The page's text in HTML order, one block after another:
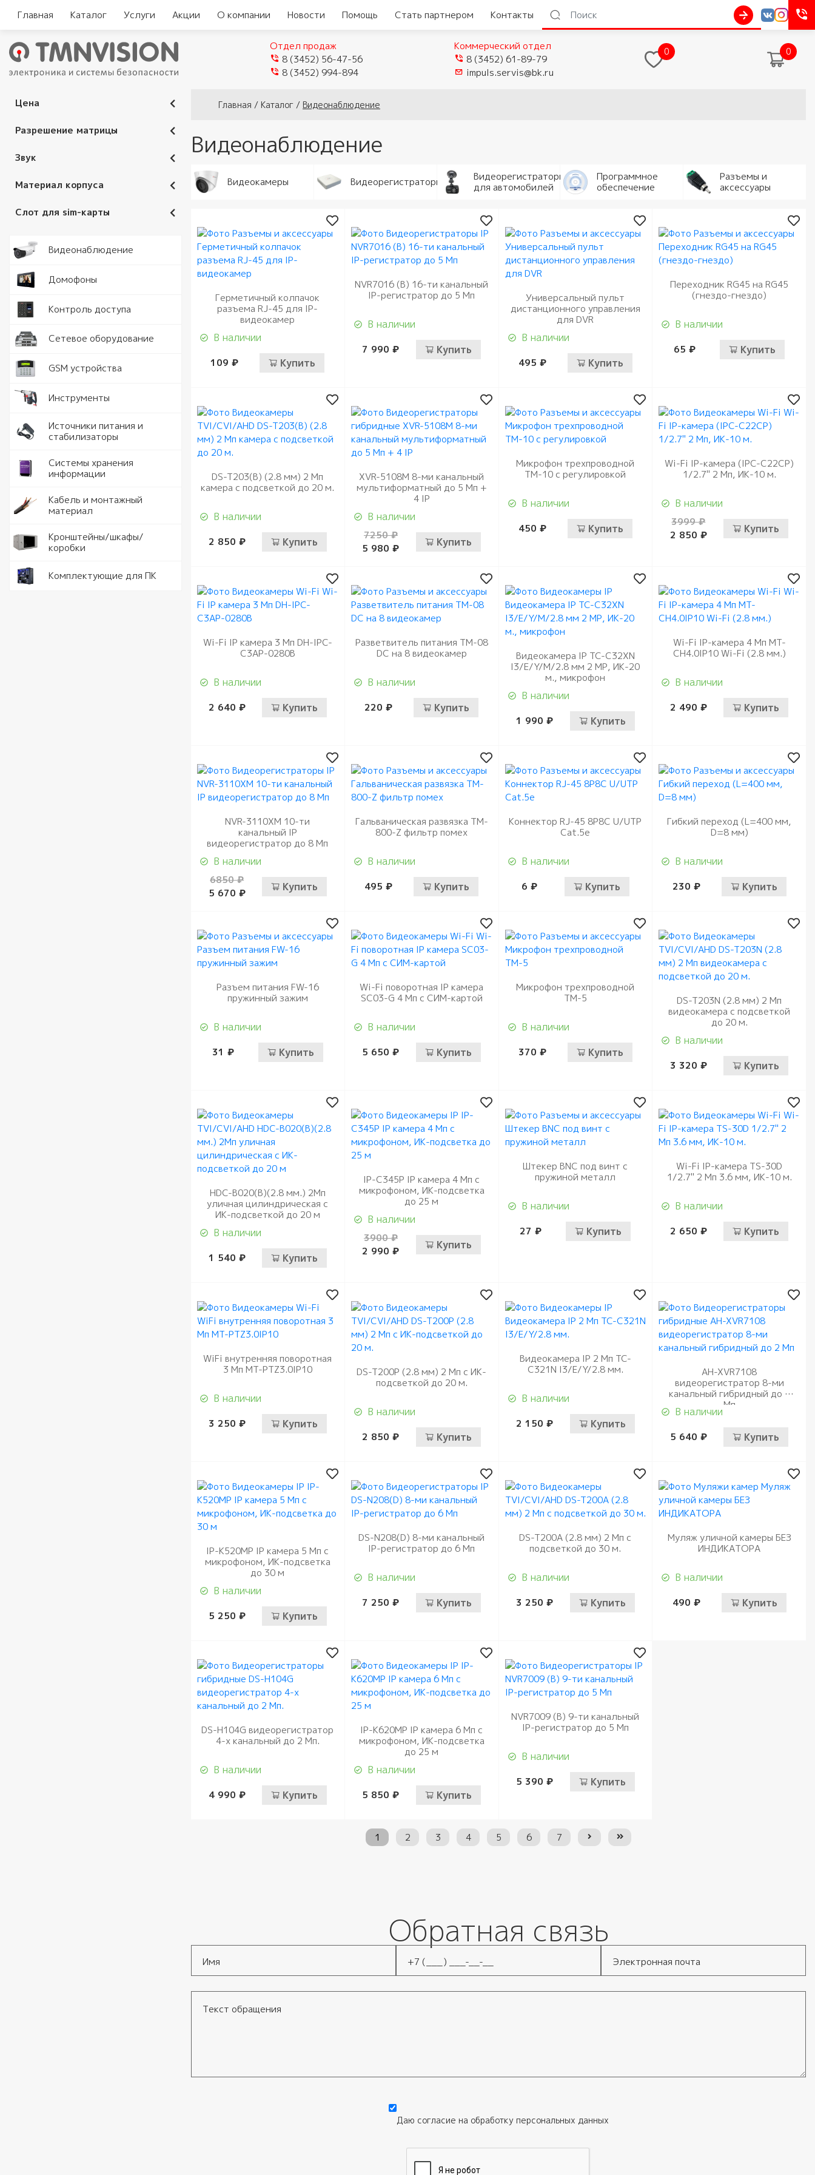
Главная Каталог Услуги Акции О компании Новости Помощь Стать партнером Контакты
Отдел продаж
8 (3452) 56-47-56
8 (3452) 994-894
Коммерческий отдел
8 (3452) 61-89-79
impuls.servis@bk.ru
0 0
Цена
Разрешение матрицы
Звук
Материал корпуса
Слот для sim-карты
Видеонаблюдение Видеокамеры Видеокамеры TVI/CVI/AHD
Видеорегистраторы
гибридные
Видеорегистраторы для
автомобилей
Программное обеспечение
Разъемы и аксессуары
Домофоны
Аналоговые
IP видеодомофоны
Комплекты
видеодомофонов
Вызывные панели
Модули сопряжения и
комплектующие
Контроль доступа Считыватели
Замки и защелки
Кнопки выхода
Идентификаторы
Контроллеры
Шлагбаумы и турникеты
Сетевое оборудование Серверы
Точки доступа и мосты
Коммутаторы
Антенны и усилители
РоЕ коммутаторы
GSM устройства
Инструменты
Электроинструмент
Ручной инструмент
Тестеры
Источники питания и
стабилизаторы
Аккумуляторы и элементы
питания
Стабилизаторы напряжения
Блоки питания
питания
Системы хранения
информации
SSD
Карты памяти microSD
USB Flash память
Кабель и монтажный
материал
Кабели соединительные и
удлинители
Кронштейны/шкафы/
коробки
Кронштейны
Комплектующие для ПК
Вы здесь
Главная / Каталог / Видеонаблюдение
Видеонаблюдение
Видеокамеры Видеорегистраторы
Видеорегистраторы
для автомобилей
Программное
обеспечение
Разъемы и
аксессуары
Герметичный колпачок
разъема RJ-45 для IP-
видеокамер
В наличии
109 ₽ Купить
NVR7016 (B) 16-ти канальный
IP-регистратор до 5 Мп
В наличии
7 990 ₽ Купить
Универсальный пульт
дистанционного управления
для DVR
В наличии
495 ₽ Купить
Переходник RG45 на RG45
(гнездо-гнездо)
В наличии
65 ₽ Купить
DS-T203(B) (2.8 мм) 2 Мп
камера с подсветкой до 20 м.
В наличии
2 850 ₽ Купить
XVR-5108M 8-ми канальный
мультиформатный до 5 Мп +
4 IP
В наличии
7250 ₽
5 980 ₽
Купить
Микрофон трехпроводной
ТМ-10 с регулировкой
В наличии
450 ₽ Купить
Wi-Fi IP-камера (IPC-C22CP)
1/2.7" 2 Мп, ИК-10 м.
В наличии
3999 ₽
2 850 ₽
Купить
Wi-Fi IP камера 3 Мп DH-IPC-
C3AP-0280B
В наличии
2 640 ₽ Купить
Разветвитель питания ТМ-08
DC на 8 видеокамер
В наличии
220 ₽ Купить
Видеокамера IP TC-C32XN
I3/E/Y/M/2.8 мм 2 МР, ИК-20
м., микрофон
В наличии
1 990 ₽ Купить
Wi-Fi IP-камера 4 Мп MT-
CH4.0IP10 Wi-Fi (2.8 мм.)
В наличии
2 490 ₽ Купить
NVR-3110XM 10-ти
канальный IP
видеорегистратор до 8 Мп
В наличии
6850 ₽
5 670 ₽
Купить
Гальваническая развязка TM-
800-Z фильтр помех
В наличии
495 ₽ Купить
Коннектор RJ-45 8P8C U/UTP
Cat.5e
В наличии
6 ₽ Купить
Гибкий переход (L=400 мм,
D=8 мм)
В наличии
230 ₽ Купить
Разъем питания FW-16
пружинный зажим
В наличии
31 ₽ Купить
Wi-Fi поворотная IP камера
SC03-G 4 Мп с СИМ-картой
В наличии
5 650 ₽ Купить
Микрофон трехпроводной
ТМ-5
В наличии
370 ₽ Купить
DS-T203N (2.8 мм) 2 Мп
видеокамера с подсветкой
до 20 м.
В наличии
3 320 ₽ Купить
HDC-B020(B)(2.8 мм.) 2Мп
уличная цилиндрическая с
ИК-подсветкой до 20 м
В наличии
1 540 ₽ Купить
IP-C345Р IP камера 4 Мп с
микрофоном, ИК-подсветка
до 25 м
В наличии
3900 ₽
2 990 ₽
Купить
Штекер BNC под винт с
пружиной металл
В наличии
27 ₽ Купить
Wi-Fi IP-камера TS-30D
1/2.7" 2 Мп 3.6 мм, ИК-10 м.
В наличии
2 650 ₽ Купить
WiFi внутренняя поворотная
3 Мп MT-PTZ3.0IP10
В наличии
3 250 ₽ Купить
DS-T200P (2.8 мм) 2 Мп с ИК-
подсветкой до 20 м.
В наличии
2 850 ₽ Купить
Видеокамера IP 2 Mп TC-
C321N I3/E/Y/2.8 мм.
В наличии
2 150 ₽ Купить
AH-XVR7108
видеорегистратор 8-ми
канальный гибридный до 2
Мп
В наличии
5 640 ₽ Купить
IP-K520MP IP камера 5 Мп с
микрофоном, ИК-подсветка
до 30 м
В наличии
5 250 ₽ Купить
DS-N208(D) 8-ми канальный
IP-регистратор до 6 Мп
В наличии
7 250 ₽ Купить
DS-T200A (2.8 мм) 2 Мп с
подсветкой до 30 м.
В наличии
3 250 ₽ Купить
Муляж уличной камеры БЕЗ
ИНДИКАТОРА
В наличии
490 ₽ Купить
DS-H104G видеорегистратор
4-х канальный до 2 Мп.
В наличии
4 990 ₽ Купить
IP-K620MP IP камера 6 Мп с
микрофоном, ИК-подсветка
до 25 м
В наличии
5 850 ₽ Купить
NVR7009 (B) 9-ти канальный
IP-регистратор до 5 Мп
В наличии
5 390 ₽ Купить
1 2 3 4 5 6 7
Обратная связь
Даю согласие на обработку персональных данных